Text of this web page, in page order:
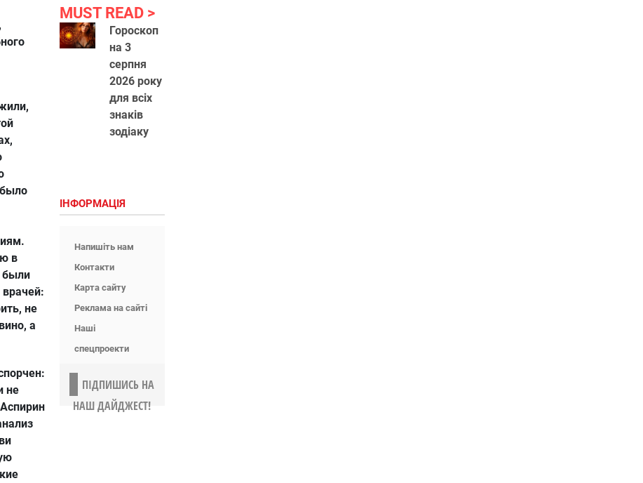
в
были
не
а
не
MUST READ
Гороскоп
на 3
серпня
2026 року
для всіх
знаків
зодіаку
ІНФОРМАЦІЯ
Напишіть нам
Контакти
Карта сайту
Реклама на сайті
Наші
спецпроекти
ПІДПИШИСЬ НА
НАШ ДАЙДЖЕСТ!